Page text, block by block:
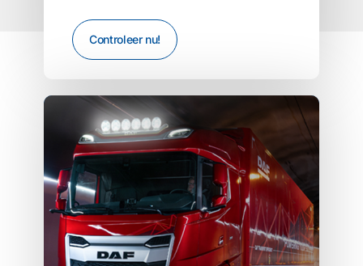
Controleer nu!